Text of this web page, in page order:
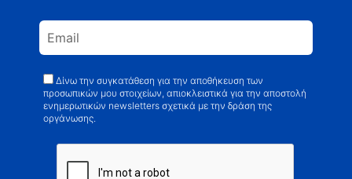
Δίνω την συγκατάθεση για την αποθήκευση των
προσωπικών μου στοιχείων, απιοκλειστικά για την αποστολή
ενημερωτικών newsletters σχετικά με την δράση της
οργάνωσης.